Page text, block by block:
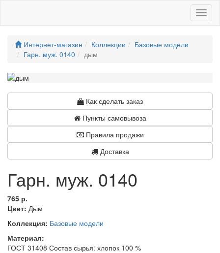
Интернет-магазин Коллекции
Базовые модели
Гарн. муж. 0140
дым
Как сделать заказ
Пункты самовывоза
Правила продажи
Доставка
Гарн. муж. 0140
765 р.
Цвет: Дым
Коллекция: Базовые модели
Материал:
ГОСТ 31408 Состав сырья: хлопок 100 %